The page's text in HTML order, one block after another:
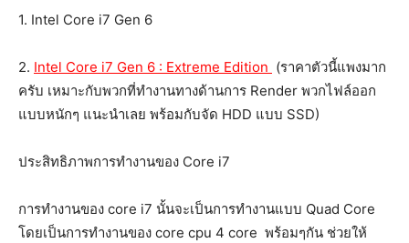
1. Intel Core i7 Gen 6
2. Intel Core i7 Gen 6 : Extreme Edition (ราคาตัวนี้แพงมาก
ครับ เหมาะกับพวกที่ทำงานทางด้านการ Render พวกไฟล์ออก
แบบหนักๆ แนะนำเลย พร้อมกับจัด HDD แบบ SSD)
ประสิทธิภาพการทำงานของ Core i7
การทำงานของ core i7 นั้นจะเป็นการทำงานแบบ Quad Core
โดยเป็นการทำงานของ core cpu 4 core พร้อมๆกัน ช่วยให้